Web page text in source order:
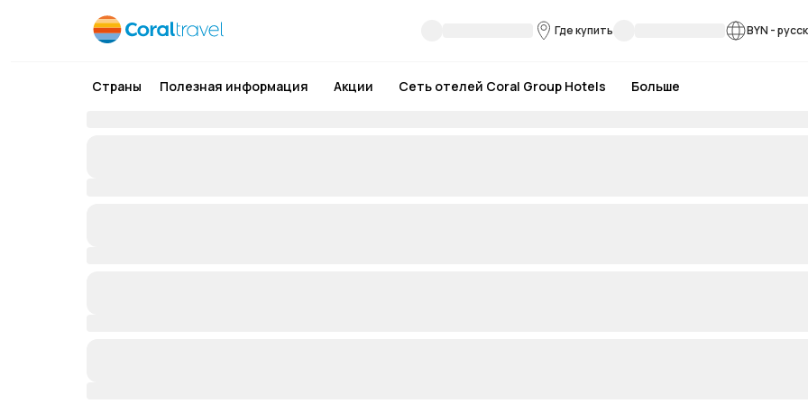
Где купить BYN -
Страны Полезная информация Акции Сеть отелей Coral Group Hotels Больше